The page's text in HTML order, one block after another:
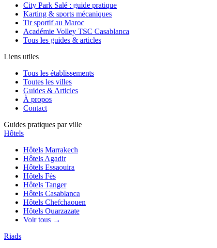
City Park Salé : guide pratique
Karting & sports mécaniques
Tir sportif au Maroc
Académie Volley TSC Casablanca
Tous les guides & articles
Liens utiles
Tous les établissements
Toutes les villes
Guides & Articles
À propos
Contact
Guides pratiques par ville
Hôtels
Hôtels Marrakech
HôtelsAgadir
Hôtels Essaouira
Hôtels Fès
Hôtels Tanger
Hôtels Casablanca
Hôtels Chefchaouen
Hôtels Ouarzazate
Voir tous →
Riads